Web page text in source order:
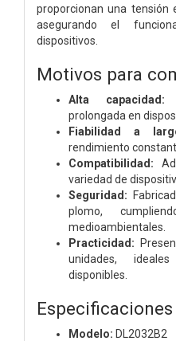
proporcionan una tensión
asegurando el
dispositivos.
Motivos para
Alta capacidad:
prolongada en
Fiabilidad a
rendimiento
Compatibilidad:
variedad de
Seguridad:
plomo,
medioambientales.
Practicidad:
unidades,
disponibles.
Modelo: DL2032B2